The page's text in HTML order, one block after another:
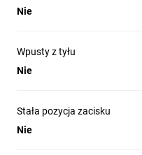
Nie
Wpusty z tyłu
Nie
Stała pozycja zacisku
Nie